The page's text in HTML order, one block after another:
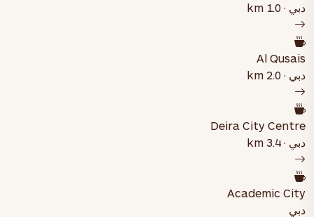
دبي · 1.0 km
Al Qusais
دبي · 2.0 km
Deira City Centre
دبي · 3.4 km
Academic City
دبي